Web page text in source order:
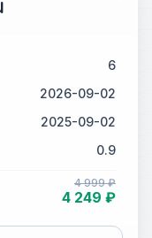
6
2026-09-02
2025-09-02
0.9
4 999 ₽
4 249 ₽